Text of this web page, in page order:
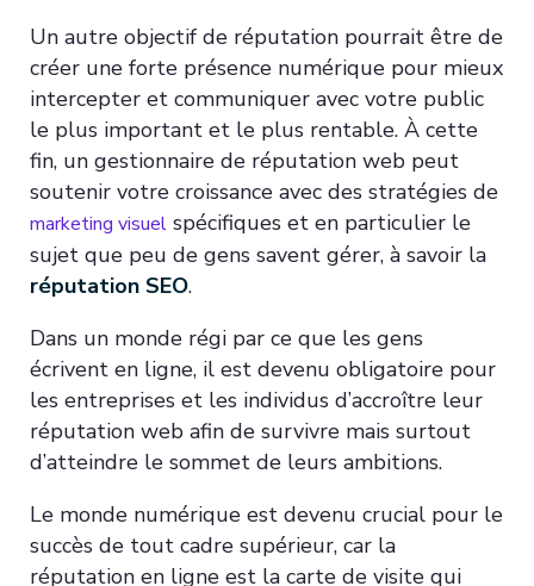
Un autre objectif de réputation pourrait être de
créer une forte présence numérique pour mieux
intercepter et communiquer avec votre public
le plus important et le plus rentable. À cette
fin, un gestionnaire de réputation web peut
soutenir votre croissance avec des stratégies de
marketing visuel spécifiques et en particulier le
sujet que peu de gens savent gérer, à savoir la
réputation SEO.
Dans un monde régi par ce que les gens
écrivent en ligne, il est devenu obligatoire pour
les entreprises et les individus d’accroître leur
réputation web afin de survivre mais surtout
d’atteindre le sommet de leurs ambitions.
Le monde numérique est devenu crucial pour le
succès de tout cadre supérieur, car la
réputation en ligne est la carte de visite qui